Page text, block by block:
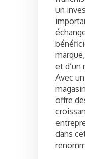
un
et d’un
Avec
offre
dans